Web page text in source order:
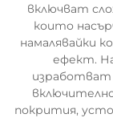
включват
които
намалявайки
ефект.
изработват
покрития,